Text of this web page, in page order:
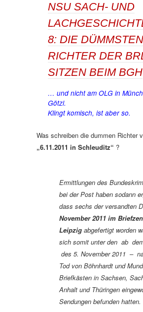
NSU SACH- UND
8: DIE DÜMMSTEN
RICHTER DER
SITZEN BEIM BGH
… und nicht am OLG in
Götzl.
Klingt komisch, ist aber so.
Was schreiben die dummen Richter
„6.11.2011 in Schleuditz“ ?
Ermittlungen des
bei der Post haben sodann
dass sechs der versandten
November 2011 im
Leipzig abgefertigt worden
sich somit unter den ab
des 5. November 2011 –
Tod von Böhnhardt und
Briefkästen in Sachsen,
Anhalt und Thüringen
Sendungen befunden hatten.